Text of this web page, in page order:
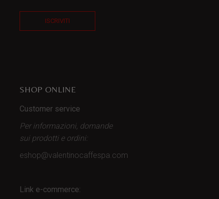
ISCRIVITI
SHOP ONLINE
Customer service
Per informazioni, domande
sui prodotti e ordini:
eshop@valentinocaffespa.com
Link e-commerce: